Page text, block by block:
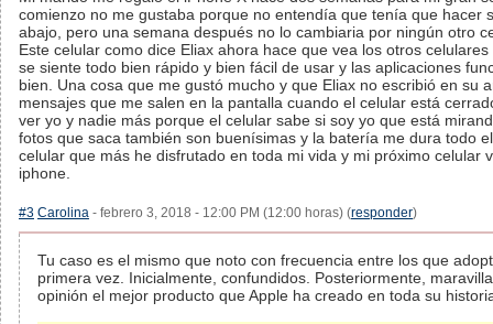
comienzo no me gustaba porque no entendía que tenía que hacer
abajo, pero una semana después no lo cambiaria por ningún otro
Este celular como dice Eliax ahora hace que vea los otros
se siente todo bien rápido y bien fácil de usar y las aplicaciones
bien. Una cosa que me gustó mucho y que Eliax no escribió en su
mensajes que me salen en la pantalla cuando el celular está
ver yo y nadie más porque el celular sabe si soy yo que está
fotos que saca también son buenísimas y la batería me dura todo
celular que más he disfrutado en toda mi vida y mi próximo celular
iphone.
#3 Carolina - febrero 3, 2018 - 12:00 PM (12:00 horas) (responder)
Tu caso es el mismo que noto con frecuencia entre los que
primera vez. Inicialmente, confundidos. Posteriormente,
opinión el mejor producto que Apple ha creado en toda su